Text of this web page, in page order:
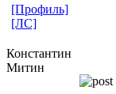
[Профиль]
[ЛС]
Константин
Митин